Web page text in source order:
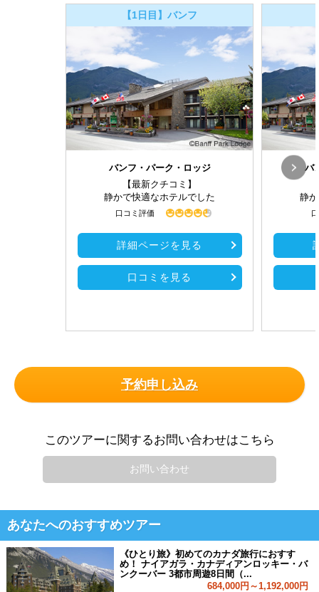
【1日目】バンフ
バンフ・パーク・ロッジ
【最新クチコミ】
静かで快適なホテルでした
口コミ評価
詳細ページを見る
口コミを見る
バ
静
予約申し込み
このツアーに関するお問い合わせはこちら
お問い合わせ
あなたへのおすすめツアー
《ひとり旅》初めてのカナダ旅行におすす
め！ ナイアガラ・カナディアンロッキー・バ
ンクーバー 3都市周遊8日間（...
684,000円～1,192,000円